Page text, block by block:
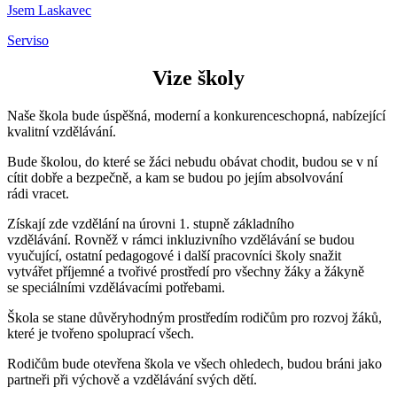
Jsem Laskavec
Serviso
Vize školy
Naše škola bude úspěšná, moderní a konkurenceschopná, nabízející
kvalitní vzdělávání.
Bude školou, do které se žáci nebudu obávat chodit, budou se v ní
cítit dobře a bezpečně, a kam se budou po jejím absolvování
rádi vracet.
Získají zde vzdělání na úrovni 1. stupně základního
vzdělávání. Rovněž v rámci inkluzivního vzdělávání se budou
vyučující, ostatní pedagogové i další pracovníci školy snažit
vytvářet příjemné a tvořivé prostředí pro všechny žáky a žákyně
se speciálními vzdělávacími potřebami.
Škola se stane důvěryhodným prostředím rodičům pro rozvoj žáků,
které je tvořeno spoluprací všech.
Rodičům bude otevřena škola ve všech ohledech, budou bráni jako
partneři při výchově a vzdělávání svých dětí.